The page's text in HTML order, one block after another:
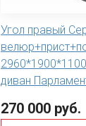
Угол правый
диван
270 000 руб.